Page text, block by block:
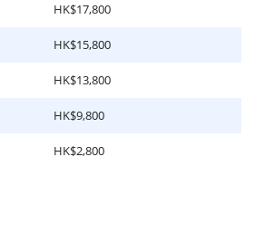
HK$17,800
HK$15,800
HK$13,800
HK$9,800
HK$2,800